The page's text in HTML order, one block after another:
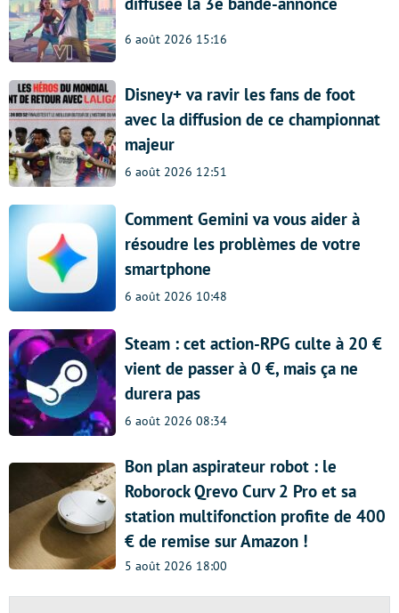
6 août 2026 15:16
Disney+ va ravir les fans de foot
avec la diffusion de ce championnat
majeur
6 août 2026 12:51
Comment Gemini va vous aider à
résoudre les problèmes de votre
smartphone
6 août 2026 10:48
Steam : cet action-RPG culte à 20 €
vient de passer à 0 €, mais ça ne
durera pas
6 août 2026 08:34
Bon plan aspirateur robot : le
Roborock Qrevo Curv 2 Pro et sa
station multifonction profite de 400
€ de remise sur Amazon !
5 août 2026 18:00